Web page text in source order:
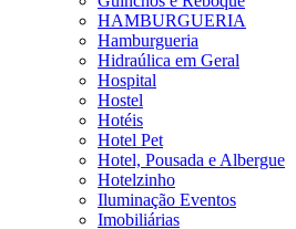
HAMBURGUERIA
Hamburgueria
Hidraúlica em Geral
Hospital
Hostel
Hotéis
Hotel Pet
Hotel, Pousada e Albergue
Hotelzinho
Iluminação Eventos
Imobiliárias